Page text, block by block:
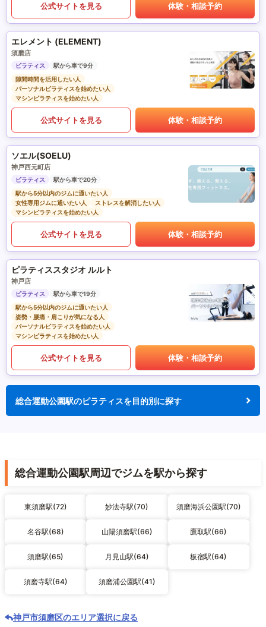
公式サイトを見る 体験・相談予約
エレメント (ELEMENT)
須磨店
ピラティス
駅から車で9分
隙間時間を活用したい人
パーソナルピラティスを始めたい人
マシンピラティスを始めたい人
公式サイトを見る 体験・相談予約
ソエル(SOELU)
神戸西元町店
ピラティス
駅から車で20分
駅から5分以内のジムに通いたい人
女性専用ジムに通いたい人
ストレスを解消したい人
マシンピラティスを始めたい人
公式サイトを見る 体験・相談予約
ピラティススタジオ ルルト
神戸店
ピラティス
駅から車で19分
駅から5分以内のジムに通いたい人
姿勢・腰痛・肩こりが気になる人
パーソナルピラティスを始めたい人
マシンピラティスを始めたい人
公式サイトを見る 体験・相談予約
総合運動公園駅のピラティスを目的別に探す
総合運動公園駅周辺でジムを駅から探す
東須磨駅(72) 妙法寺駅(70) 須磨海浜公園駅(70)
名谷駅(68) 山陽須磨駅(66) 鷹取駅(66)
須磨駅(65) 月見山駅(64) 板宿駅(64)
須磨寺駅(64) 須磨浦公園駅(41)
神戸市須磨区のエリア選択に戻る